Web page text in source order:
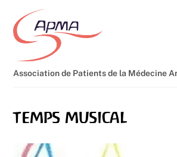
content
Association de Patients de la Médecine
temps musical